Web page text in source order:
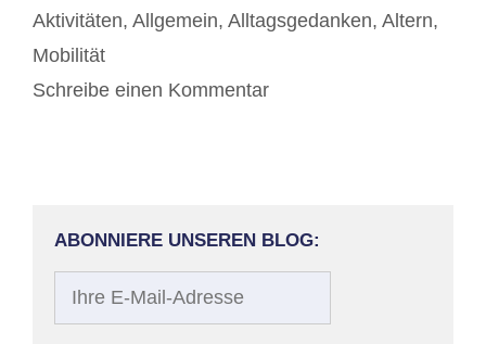
Kategorien
Aktivitäten, Allgemein, Alltagsgedanken, Altern,
Mobilität
Schreibe einen Kommentar
ABONNIERE UNSEREN BLOG: